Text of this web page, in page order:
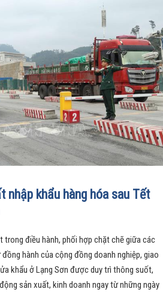
nhập khẩu hàng hóa sau Tết
trong điều hành, phối hợp chặt chẽ giữa các
hành của cộng đồng doanh nghiệp, giao
khẩu ở Lạng Sơn được duy trì thông suốt,
sản xuất, kinh doanh ngay từ những ngày